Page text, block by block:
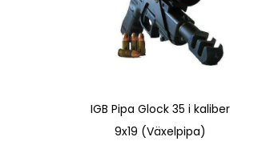
Quickview
IGB Pipa Glock 35 i kaliber
9x19 (Växelpipa)